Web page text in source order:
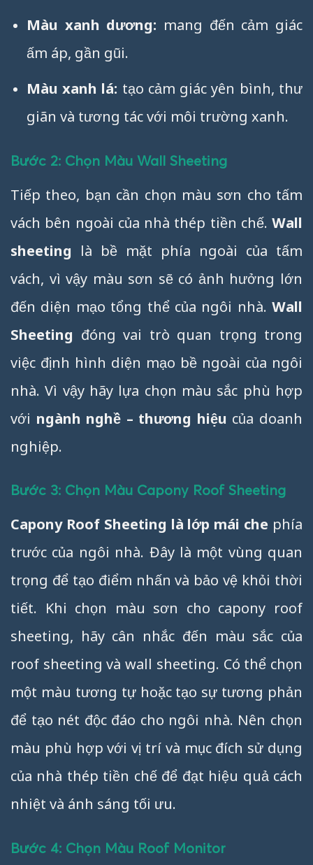
Màu xanh dương: mang đến cảm giác
ấm áp, gần gũi.
Màu xanh lá: tạo cảm giác yên bình, thư
giãn và tương tác với môi trường xanh.
Bước 2: Chọn Màu Wall Sheeting
Tiếp theo, bạn cần chọn màu sơn cho tấm
vách bên ngoài của nhà thép tiền chế. Wall
sheeting là bề mặt phía ngoài của tấm
vách, vì vậy màu sơn sẽ có ảnh hưởng lớn
đến diện mạo tổng thể của ngôi nhà. Wall
Sheeting đóng vai trò quan trọng trong
việc định hình diện mạo bề ngoài của ngôi
nhà. Vì vậy hãy lựa chọn màu sắc phù hợp
với ngành nghề – thương hiệu của doanh
nghiệp.
Bước 3: Chọn Màu Capony Roof Sheeting
Capony Roof Sheeting là lớp mái che phía
trước của ngôi nhà. Đây là một vùng quan
trọng để tạo điểm nhấn và bảo vệ khỏi thời
tiết. Khi chọn màu sơn cho capony roof
sheeting, hãy cân nhắc đến màu sắc của
roof sheeting và wall sheeting. Có thể chọn
một màu tương tự hoặc tạo sự tương phản
để tạo nét độc đáo cho ngôi nhà. Nên chọn
màu phù hợp với vị trí và mục đích sử dụng
của nhà thép tiền chế để đạt hiệu quả cách
nhiệt và ánh sáng tối ưu.
Bước 4: Chọn Màu Roof Monitor